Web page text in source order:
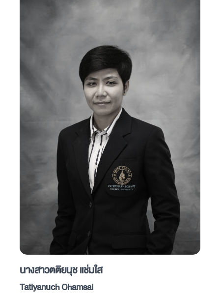
นางสาวตติยนุช แช่มใส
Tatiyanuch Chamsai